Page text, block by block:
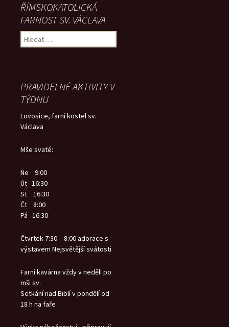
ŘÍMSKOKATOLICKÁ
FARNOST SV. VÁCLAVA
Vyhledávání
PRAVIDELNÉ AKTIVITY V
TÝDNU
Lovosice, farní kostel sv.
Václava
Mše svaté:
Ne 9:00
Út 16:30
St 16:30
Čt 8:00
Pá 16:30
Čtvrtek 7:30 – 8:00 adorace s
výstavem Nejsvětější svátosti
Farní kavárna vždy v neděli po
mši sv.
Setkání nad Biblí v pondělí od
18 h na faře